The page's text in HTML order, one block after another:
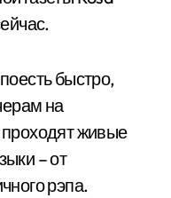
быстро,
на
живые
– от
рэпа.